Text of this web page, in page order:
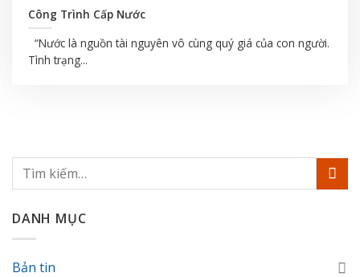
Công Trình Cấp Nước
“Nước là nguồn tài nguyên vô cùng quý giá của con người.
Tình trạng...
DANH MỤC
Bản tin